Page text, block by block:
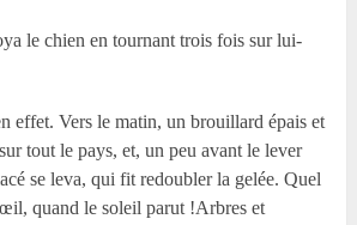
le chien en tournant trois fois sur lui-
effet. Vers le matin, un brouillard épais et
tout le pays, et, un peu avant le lever
se leva, qui fit redoubler la gelée. Quel
quand le soleil parut !Arbres et